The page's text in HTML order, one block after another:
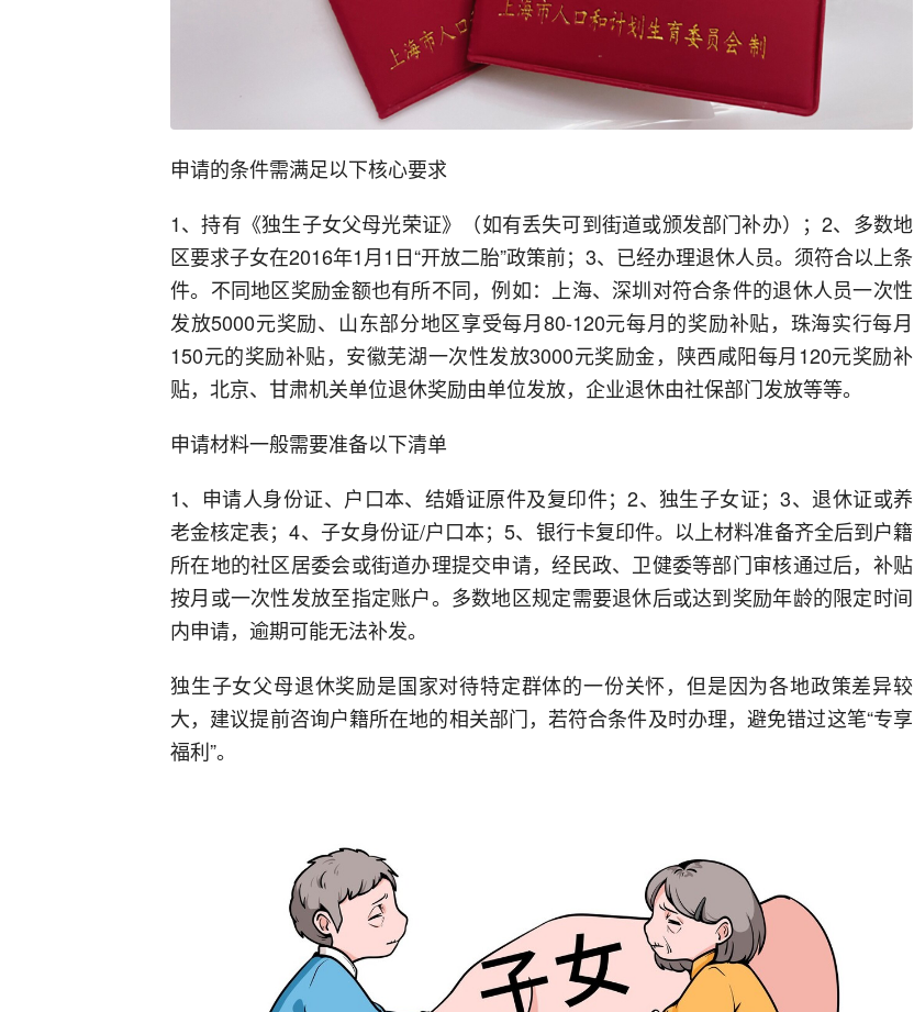
申请的条件需满足以下核心要求
1、持有《独生子女父母光荣证》（如有丢失可到街道或颁发部门补办）；2、多数地
区要求子女在2016年1月1日“开放二胎”政策前；3、已经办理退休人员。须符合以上条
件。不同地区奖励金额也有所不同，例如：上海、深圳对符合条件的退休人员一次性
发放5000元奖励、山东部分地区享受每月80-120元每月的奖励补贴，珠海实行每月
150元的奖励补贴，安徽芜湖一次性发放3000元奖励金，陕西咸阳每月120元奖励补
贴，北京、甘肃机关单位退休奖励由单位发放，企业退休由社保部门发放等等。
申请材料一般需要准备以下清单
1、申请人身份证、户口本、结婚证原件及复印件；2、独生子女证；3、退休证或养
老金核定表；4、子女身份证/户口本；5、银行卡复印件。以上材料准备齐全后到户籍
所在地的社区居委会或街道办理提交申请，经民政、卫健委等部门审核通过后，补贴
按月或一次性发放至指定账户。多数地区规定需要退休后或达到奖励年龄的限定时间
内申请，逾期可能无法补发。
独生子女父母退休奖励是国家对待特定群体的一份关怀，但是因为各地政策差异较
大，建议提前咨询户籍所在地的相关部门，若符合条件及时办理，避免错过这笔“专享
福利”。